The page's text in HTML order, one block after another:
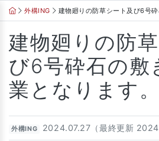
Skip
to
content
外構ING 建物廻りの防草シート及び6号
建物廻りの防
び6号砕石の敷
業となります。
外構ING 2024.07.27（最終更新